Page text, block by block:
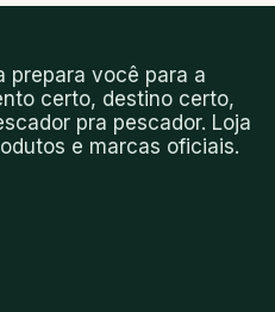
prepara você para a
certo, destino certo,
pra pescador. Loja
e marcas oficiais.